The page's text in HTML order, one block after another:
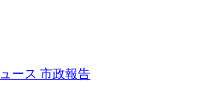
ース 市政報告